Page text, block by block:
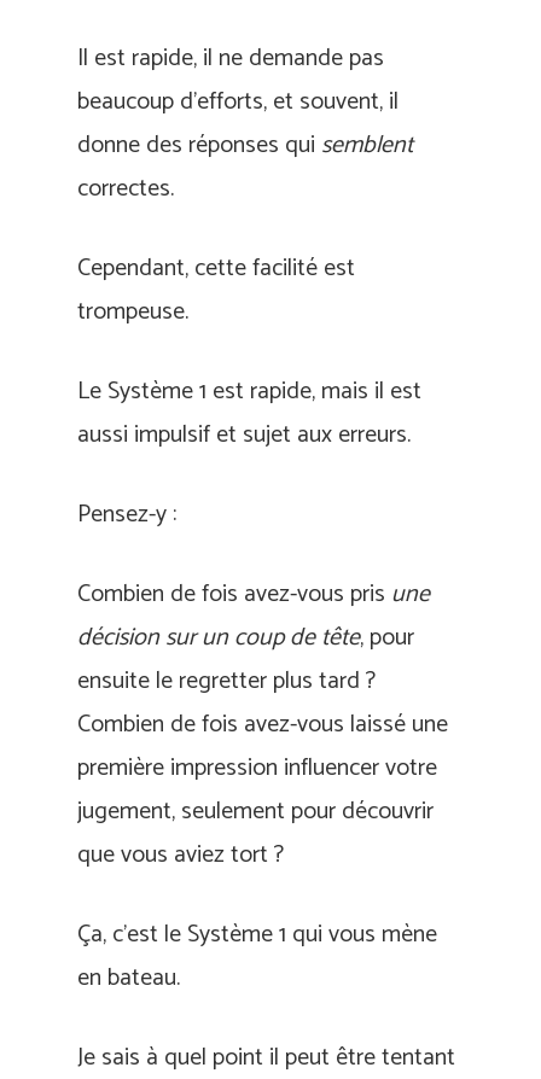
Il est rapide, il ne demande pas
beaucoup d’efforts, et souvent, il
donne des réponses qui semblent
correctes.
Cependant, cette facilité est
trompeuse.
Le Système 1 est rapide, mais il est
aussi impulsif et sujet aux erreurs.
Pensez-y :
Combien de fois avez-vous pris une
décision sur un coup de tête, pour
ensuite le regretter plus tard ?
Combien de fois avez-vous laissé une
première impression influencer votre
jugement, seulement pour découvrir
que vous aviez tort ?
Ça, c’est le Système 1 qui vous mène
en bateau.
Je sais à quel point il peut être tentant